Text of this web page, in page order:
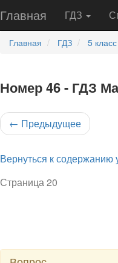
Главная ГДЗ
Главная ГДЗ 5 класс
Номер 46 - ГДЗ
← Предыдущее
Вернуться к содержанию
Страница 20